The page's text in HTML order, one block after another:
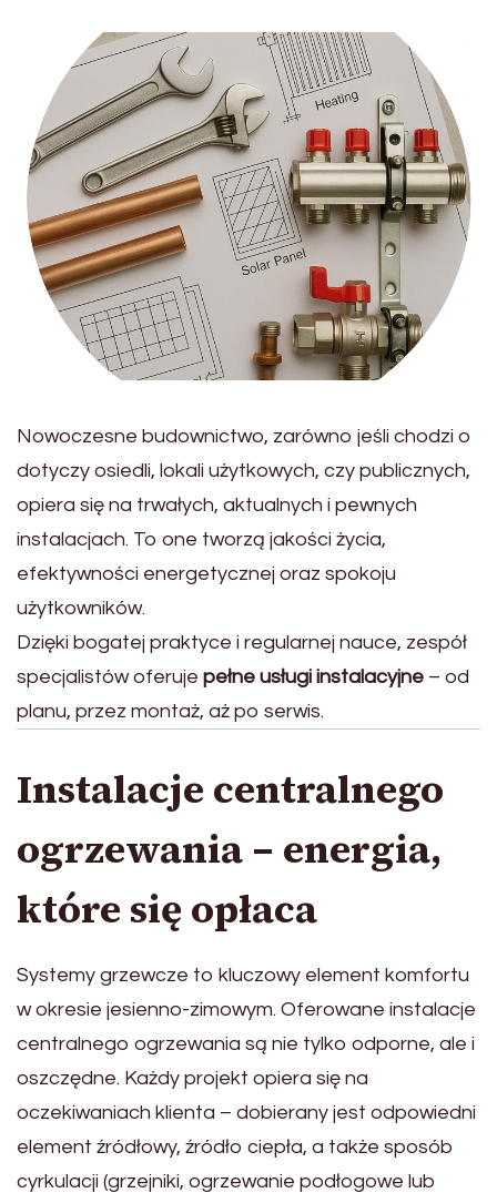
Nowoczesne budownictwo, zarówno jeśli chodzi o
dotyczy osiedli, lokali użytkowych, czy publicznych,
opiera się na trwałych, aktualnych i pewnych
instalacjach. To one tworzą jakości życia,
efektywności energetycznej oraz spokoju
użytkowników.
Dzięki bogatej praktyce i regularnej nauce, zespół
specjalistów oferuje pełne usługi instalacyjne – od
planu, przez montaż, aż po serwis.
Instalacje centralnego
ogrzewania – energia,
które się opłaca
Systemy grzewcze to kluczowy element komfortu
w okresie jesienno-zimowym. Oferowane instalacje
centralnego ogrzewania są nie tylko odporne, ale i
oszczędne. Każdy projekt opiera się na
oczekiwaniach klienta – dobierany jest odpowiedni
element źródłowy, źródło ciepła, a także sposób
cyrkulacji (grzejniki, ogrzewanie podłogowe lub